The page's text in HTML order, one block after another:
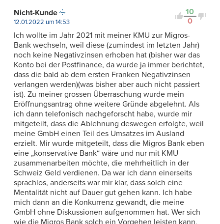
10
0
Nicht-Kunde
12.01.2022 um 14:53
Ich wollte im Jahr 2021 mit meiner KMU zur Migros-
Bank wechseln, weil diese (zumindest im letzten Jahr)
noch keine Negativzinsen erhoben hat (bisher war das
Konto bei der Postfinance, da wurde ja immer berichtet,
dass die bald ab dem ersten Franken Negativzinsen
verlangen werden)(was bisher aber auch nicht passiert
ist). Zu meiner grossen Überraschung wurde mein
Eröffnungsantrag ohne weitere Gründe abgelehnt. Als
ich dann telefonisch nachgeforscht habe, wurde mir
mitgeteilt, dass die Ablehnung deswegen erfolgte, weil
meine GmbH einen Teil des Umsatzes im Ausland
erzielt. Mir wurde mitgeteilt, dass die Migros Bank eben
eine „konservative Bank“ wäre und nur mit KMU
zusammenarbeiten möchte, die mehrheitlich in der
Schweiz Geld verdienen. Da war ich dann einerseits
sprachlos, anderseits war mir klar, dass solch eine
Mentalität nicht auf Dauer gut gehen kann. Ich habe
mich dann an die Konkurrenz gewandt, die meine
GmbH ohne Diskussionen aufgenommen hat. Wer sich
wie die Migros Bank solch ein Vorgehen leisten kann,